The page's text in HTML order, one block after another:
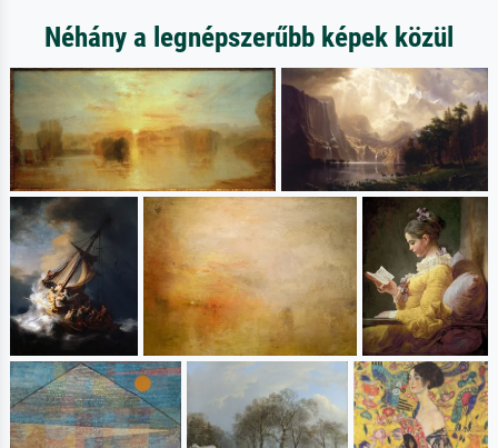
Néhány a legnépszerűbb képek közül